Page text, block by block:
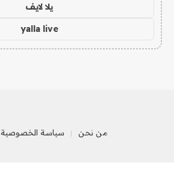
يلا لايف
yalla live
من نحن سياسة الخصوصية